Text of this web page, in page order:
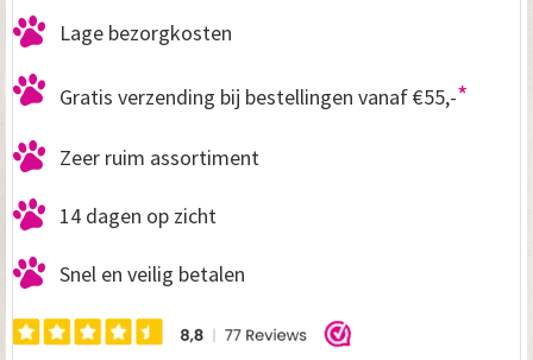
Lage bezorgkosten
Gratis verzending bij bestellingen vanaf €55,-*
Zeer ruim assortiment
14 dagen op zicht
Snel en veilig betalen